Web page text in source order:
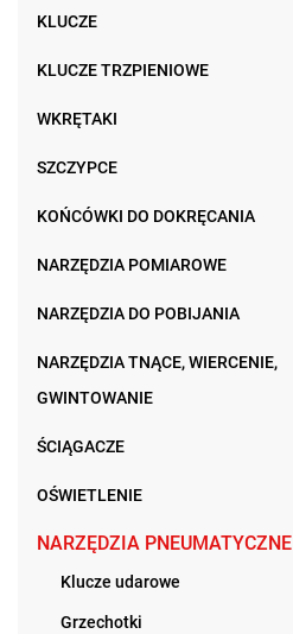
KLUCZE
KLUCZE TRZPIENIOWE
WKRĘTAKI
SZCZYPCE
KOŃCÓWKI DO DOKRĘCANIA
NARZĘDZIA POMIAROWE
NARZĘDZIA DO POBIJANIA
NARZĘDZIA TNĄCE, WIERCENIE,
GWINTOWANIE
ŚCIĄGACZE
OŚWIETLENIE
NARZĘDZIA PNEUMATYCZNE
Klucze udarowe
Grzechotki